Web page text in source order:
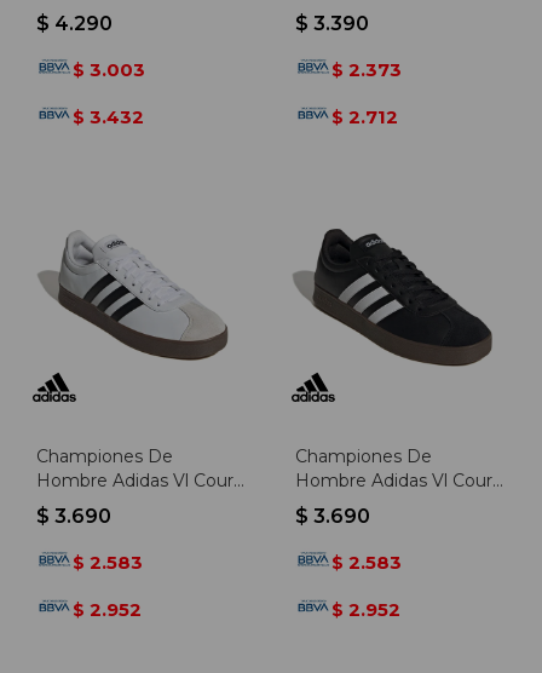
Predator Club Tf -
Blanco-negro
$ 4.290
$ 3.003
$ 3.432
Club - Blanco-rojo
$ 3.390
$ 2.373
$ 2.712
Championes De
Hombre Adidas Vl Court
Base - Blanco-negro
$ 3.690
$ 2.583
$ 2.952
Championes De
Hombre Adidas Vl Court
Base - Negro-blanco
$ 3.690
$ 2.583
$ 2.952